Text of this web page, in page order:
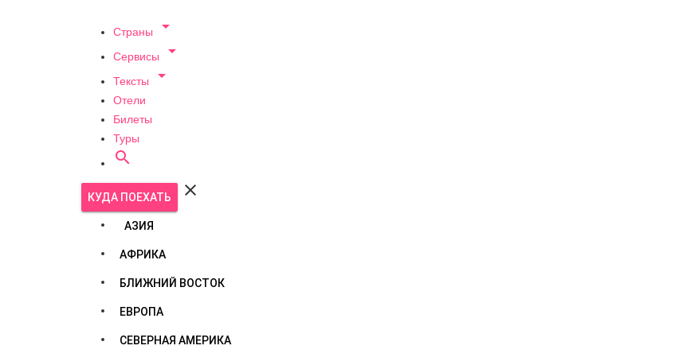
Страны 
Сервисы 
Тексты 
Отели
Билеты
Туры

КУДА ПОЕХАТЬ 
АЗИЯ
АФРИКА
БЛИЖНИЙ ВОСТОК
ЕВРОПА
СЕВЕРНАЯ АМЕРИКА